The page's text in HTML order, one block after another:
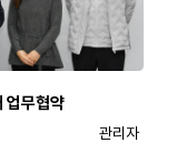
업무협약
등록자
관리자